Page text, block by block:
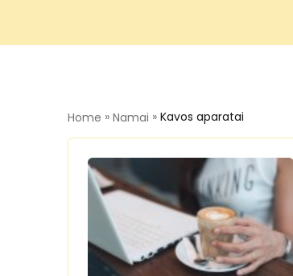
Home » Namai » Kavos aparatai